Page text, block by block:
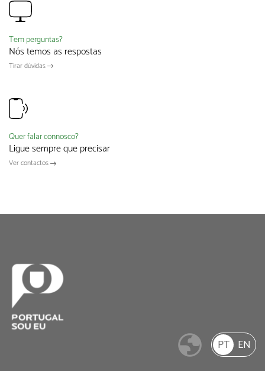
Tem perguntas?
Nós temos as respostas
Tirar dúvidas
Quer falar connosco?
Ligue sempre que precisar
Ver contactos
PT EN